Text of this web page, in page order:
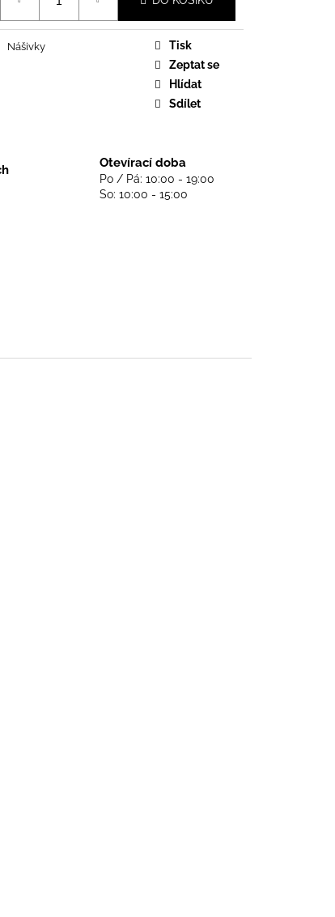
Nášivky
Tisk
Zeptat se
Hlídat
Sdílet
Otevírací doba
Po / Pá: 10:00 - 19:00
So: 10:00 - 15:00
DIE - BLACK